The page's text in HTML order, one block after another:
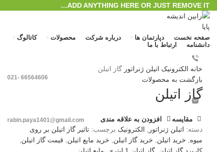
ADD ANYTHING HERE OR JUST REMOVE IT…
صفحه نخست دپارتمان ها درباره شرکت محصولات
کاتالوگ
دانشنامه
ارتباط با ما
66564606 -021
rabin.paya1401@gmail.com
ورود / ثبت نام
منو
بزرگنمایی تصویر
خانه الکترونیک اتیلن ژنراتور گاز اتیلن
بازگشت به محصولات
گاز اتیلن
مقایسه
افزودن به علاقه مندی
دسته: اتیلن ژنراتور الکترونیک برچسب: تاثیر گاز اتیلن بر روی
میوه
خرید اتیلن خرید گاز اتیلن خرید مایع اتیلن قیمت گاز اتیلن
کاربرد گاز اتیلن گاز اتیلن 1 لیتری
مایع اتیلن